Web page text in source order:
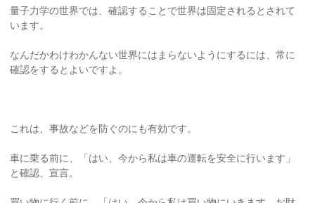
量子力学の世界では、確認することで世界は固定されるとされて
います。
なんだかわけわかんない世界にはまらないようにするには、常に
確認をするとよいですよ。
これは、事故などを防ぐのにも有効です。
車に乗る前に、「はい、今から私は車の運転を安全に行います」
と確認、宣言。